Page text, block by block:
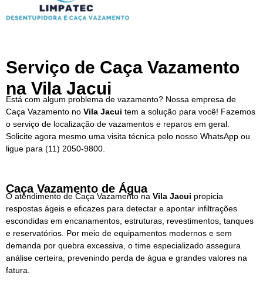
Serviço de Caça Vazamento
na Vila Jacui
Está com algum problema de vazamento? Nossa empresa de
Caça Vazamento no Vila Jacui tem a solução para você! Fazemos
o serviço de localização de vazamentos e reparos em geral.
Solicite agora mesmo uma visita técnica pelo nosso WhatsApp ou
ligue para (11) 2050-9800.
Caça Vazamento de Água
O atendimento de Caça Vazamento na Vila Jacui propicia
respostas ágeis e eficazes para detectar e apontar infiltrações
escondidas em encanamentos, estruturas, revestimentos, tanques
e reservatórios. Por meio de equipamentos modernos e sem
demanda por quebra excessiva, o time especializado assegura
análise certeira, prevenindo perda de água e grandes valores na
fatura.